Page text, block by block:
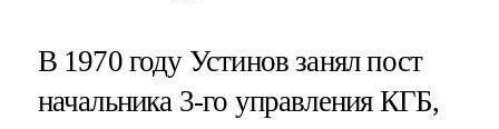
В 1970 году Устинов занял пост
начальника 3-го управления КГБ,